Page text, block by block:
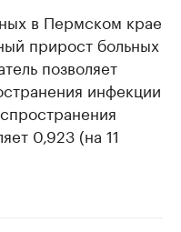
в Пермском крае
прирост больных
позволяет
инфекции
0,923 (на 11